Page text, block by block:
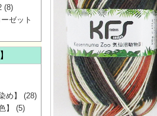
(8)
ゼット
め】
(28)
】
(5)